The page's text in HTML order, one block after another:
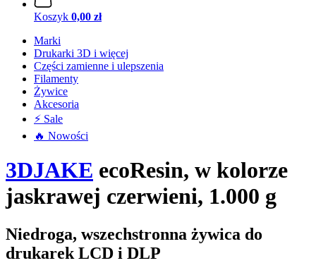
Koszyk 0,00 zł
Marki
Drukarki 3D i więcej
Części zamienne i ulepszenia
Filamenty
Żywice
Akcesoria
⚡ Sale
🔥 Nowości
3DJAKE ecoResin, w kolorze
jaskrawej czerwieni, 1.000 g
Niedroga, wszechstronna żywica do
drukarek LCD i DLP